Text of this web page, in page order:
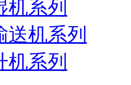
机系列
送机系列
机系列